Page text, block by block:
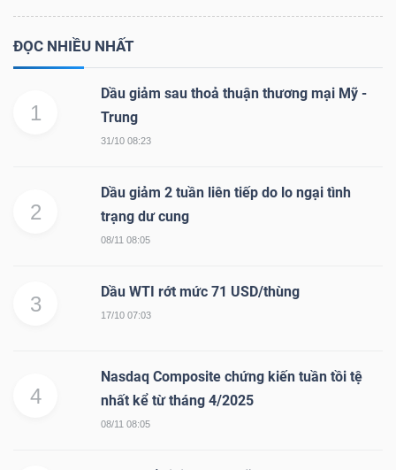
ĐỌC NHIỀU NHẤT
1
Dầu giảm sau thoả thuận thương mại Mỹ -
Trung
31/10 08:23
2
Dầu giảm 2 tuần liên tiếp do lo ngại tình
trạng dư cung
08/11 08:05
3
Dầu WTI rớt mức 71 USD/thùng
17/10 07:03
4
Nasdaq Composite chứng kiến tuần tồi tệ
nhất kể từ tháng 4/2025
08/11 08:05
(-)
chính